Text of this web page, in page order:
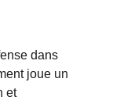
dans
joue un
et